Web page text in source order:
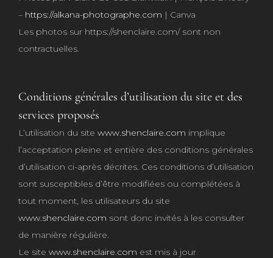
– https://alkana-photographe.com | Canva
Les photos sur https://shenclaire.com/ sont non
contractuelles.
Conditions générales d’utilisation du site et des
services proposés
L’utilisation du site www.shenclaire.com implique
l’acceptation pleine et entière des conditions générales
d’utilisation ci-après décrites. Ces conditions d’utilisation
sont susceptibles d’être modifiées ou complétées à
tout moment, les utilisateurs du site
www.shenclaire.com sont donc invités à les consulter
de manière régulière.
Le site www.shenclaire.com est mis à jour